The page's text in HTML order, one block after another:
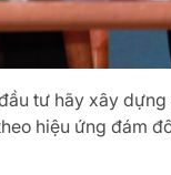
tư hãy xây
hiệu ứng đám